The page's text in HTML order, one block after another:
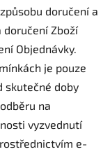
doručení a
doručení Zboží
Objednávky.
je pouze
skutečné doby
na
vyzvednutí
e-